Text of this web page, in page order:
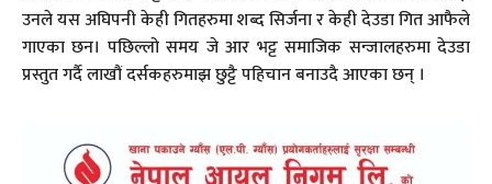
उनले यस अघिपनी केही गितहरुमा शब्द सिर्जना र केही देउडा गित आफैले
गाएका छन। पछिल्लो समय जे आर भट्ट समाजिक सन्जालहरुमा देउडा
प्रस्तुत गर्दै लाखौं दर्सकहरुमाझ छुट्टै पहिचान बनाउदै आएका छन् ।